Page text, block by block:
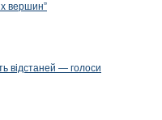
вершин”
відстаней — голоси